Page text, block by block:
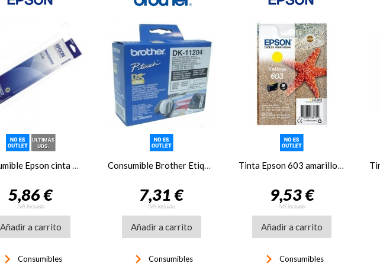
5,86 €
IVA incluido
Añadir a carrito
keyboard_arrow_right Consumibles
7,31 €
IVA incluido
Añadir a carrito
keyboard_arrow_right Consumibles
9,53 €
IVA incluido
Añadir a carrito
keyboard_arrow_right Consumibles